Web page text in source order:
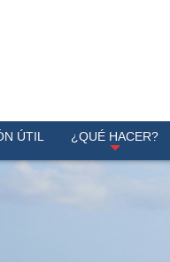
ÚTIL ¿QUÉ HACER?